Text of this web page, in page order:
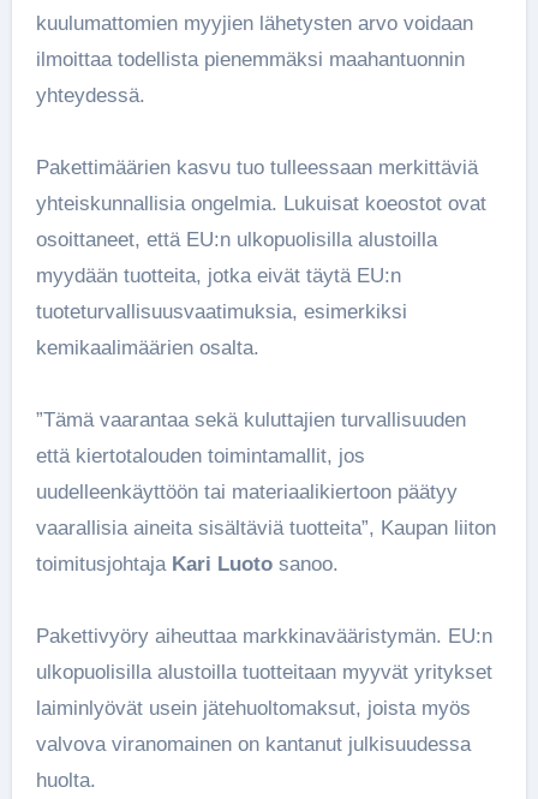
kuulumattomien myyjien lähetysten arvo voidaan
ilmoittaa todellista pienemmäksi maahantuonnin
yhteydessä.
Pakettimäärien kasvu tuo tulleessaan merkittäviä
yhteiskunnallisia ongelmia. Lukuisat koeostot ovat
osoittaneet, että EU:n ulkopuolisilla alustoilla
myydään tuotteita, jotka eivät täytä EU:n
tuoteturvallisuusvaatimuksia, esimerkiksi
kemikaalimäärien osalta.
”Tämä vaarantaa sekä kuluttajien turvallisuuden
että kiertotalouden toimintamallit, jos
uudelleenkäyttöön tai materiaalikiertoon päätyy
vaarallisia aineita sisältäviä tuotteita”, Kaupan liiton
toimitusjohtaja Kari Luotosanoo.
Pakettivyöry aiheuttaa markkinavääristymän. EU:n
ulkopuolisilla alustoilla tuotteitaan myyvät yritykset
laiminlyövät usein jätehuoltomaksut, joista myös
valvova viranomainen on kantanut julkisuudessa
huolta.